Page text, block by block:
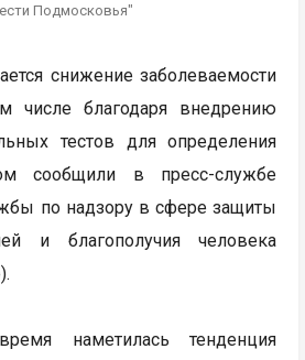
Подмосковья"
снижение заболеваемости
числе благодаря внедрению
тестов для определения
сообщили в пресс-службе
по надзору в сфере защиты
и благополучия человека
наметилась тенденция